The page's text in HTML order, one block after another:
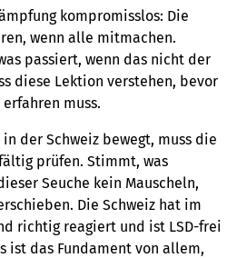
kompromisslos: Die
wenn alle mitmachen.
passiert, wenn das nicht der
diese Lektion verstehen, bevor
muss.
der Schweiz bewegt, muss die
prüfen. Stimmt, was
Seuche kein Mauscheln,
Die Schweiz hat im
richtig reagiert und ist LSD-frei
ist das Fundament von allem,